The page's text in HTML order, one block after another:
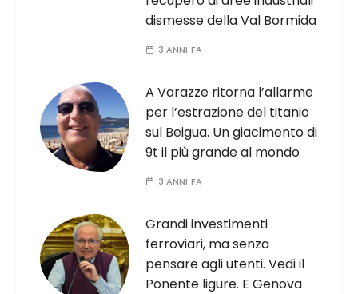
dismesse della Val Bormida
3 ANNI FA
A Varazze ritorna l’allarme
per l’estrazione del titanio
sul Beigua. Un giacimento di
9t il più grande al mondo
3 ANNI FA
Grandi investimenti
ferroviari, ma senza
pensare agli utenti. Vedi il
Ponente ligure. E Genova